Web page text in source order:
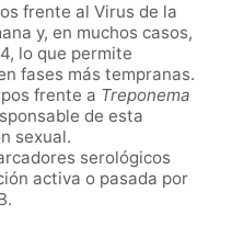
frente al Virus de la
y, en muchos casos,
lo que permite
fases más tempranas.
frente a Treponema
de esta
sexual.
serológicos
activa o pasada por